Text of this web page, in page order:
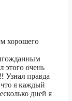
хорошего
этого очень
Узнал правда
я каждый
дней я